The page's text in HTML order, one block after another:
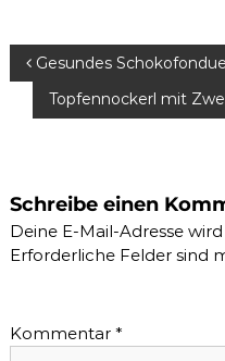
r
a
g
-
N
Gesundes
Topfennockerl mit
Schreibe einen
Deine E-Mail-Adresse
Erforderliche Felder sind
Kommentar *